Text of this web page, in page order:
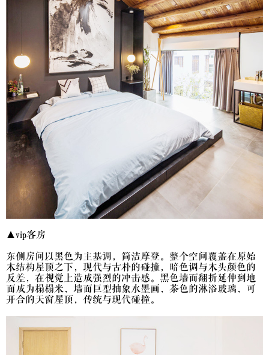
▲vip客房
东侧房间以黑色为主基调，简洁摩登。整个空间覆盖在原始
木结构屋顶之下，现代与古朴的碰撞，暗色调与木头颜色的
反差，在视觉上造成强烈的冲击感。黑色墙面翻折延伸到地
面成为榻榻米，墙面巨型抽象水墨画，茶色的淋浴玻璃，可
开合的天窗屋顶，传统与现代碰撞。